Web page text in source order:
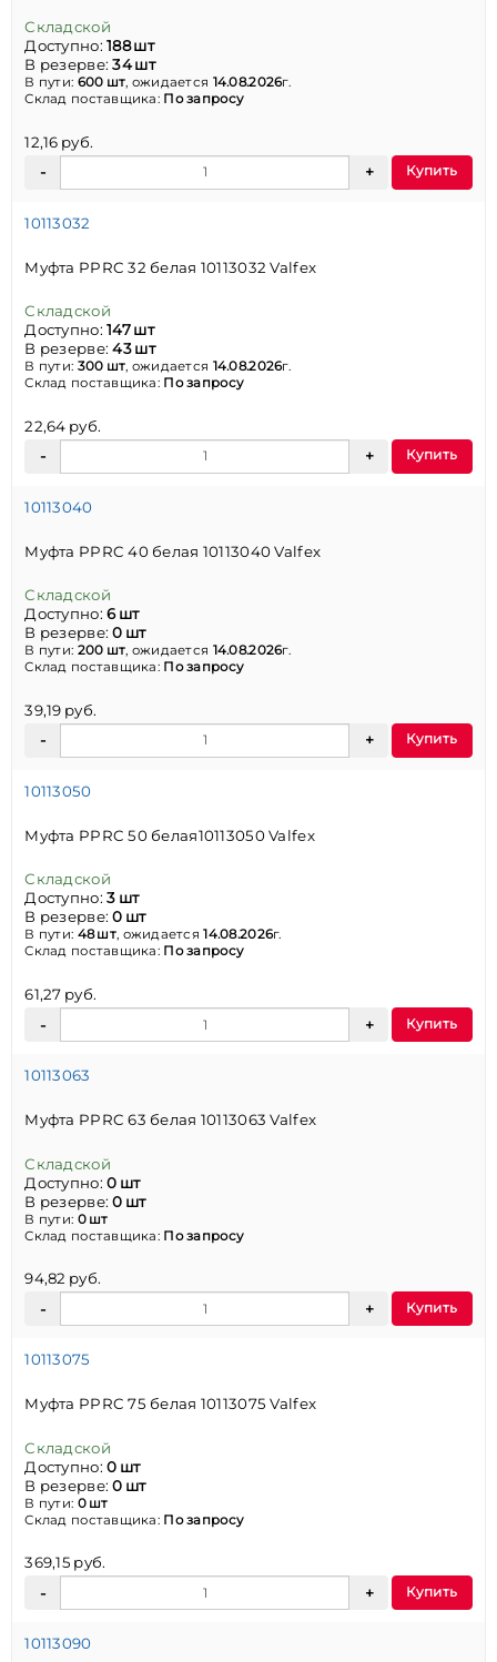
Складской
Доступно:188 шт
В резерве:34 шт
В пути: 600 шт, ожидается 14.08.2026г.
Склад поставщика: По запросу
12,16 руб.
Купить
10113032
Муфта PPRC 32 белая 10113032 Valfex
Складской
Доступно:147 шт
В резерве:43 шт
В пути: 300 шт, ожидается 14.08.2026г.
Склад поставщика: По запросу
22,64 руб.
Купить
10113040
Муфта PPRC 40 белая 10113040 Valfex
Складской
Доступно:6 шт
В резерве:0 шт
В пути: 200 шт, ожидается 14.08.2026г.
Склад поставщика: По запросу
39,19 руб.
Купить
10113050
Муфта PPRC 50 белая10113050 Valfex
Складской
Доступно:3 шт
В резерве:0 шт
В пути: 48 шт, ожидается14.08.2026г.
Склад поставщика: По запросу
61,27 руб.
Купить
10113063
Муфта PPRC 63 белая 10113063 Valfex
Складской
Доступно:0 шт
В резерве:0 шт
В пути: 0 шт
Склад поставщика: По запросу
94,82 руб.
Купить
10113075
Муфта PPRC 75 белая 10113075 Valfex
Складской
Доступно:0 шт
В резерве:0 шт
В пути: 0 шт
Склад поставщика: По запросу
369,15 руб.
Купить
10113090